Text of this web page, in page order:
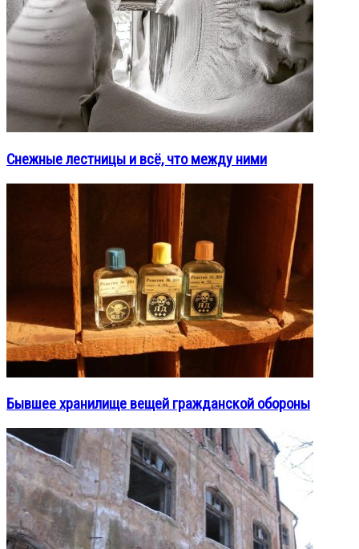
Снежные лестницы и всё, что между ними
Бывшее хранилище вещей гражданской обороны